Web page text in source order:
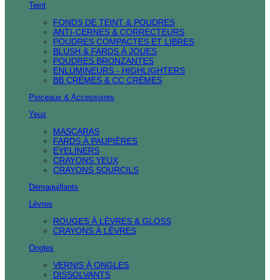
Teint
FONDS DE TEINT & POUDRES
ANTI-CERNES & CORRECTEURS
POUDRES COMPACTES ET LIBRES
BLUSH & FARDS À JOUES
POUDRES BRONZANTES
ENLUMINEURS - HIGHLIGHTERS
BB CRÈMES & CC CRÈMES
Pinceaux & Accessoires
Yeux
MASCARAS
FARDS À PAUPIÈRES
EYELINERS
CRAYONS YEUX
CRAYONS SOURCILS
Démaquillants
Lèvres
ROUGES À LÈVRES & GLOSS
CRAYONS À LÈVRES
Ongles
VERNIS À ONGLES
DISSOLVANTS